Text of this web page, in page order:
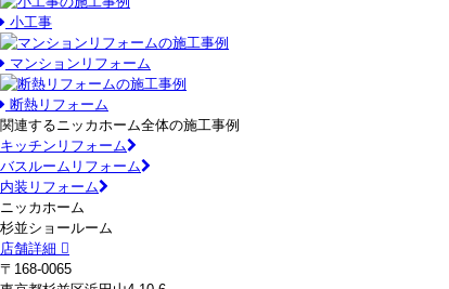
小工事
マンションリフォーム
断熱リフォーム
関連するニッカホーム全体の施工事例
キッチンリフォーム
バスルームリフォーム
内装リフォーム
ニッカホーム
杉並ショールーム
店舗詳細
〒168-0065